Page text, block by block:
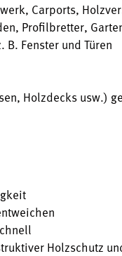
Carports,
Profilbretter,
Fenster und Türen
Holzdecks usw.)
Holzschutz